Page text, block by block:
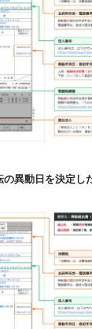
異動日を決定し